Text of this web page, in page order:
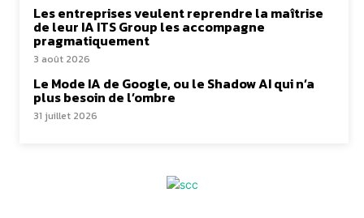
Les entreprises veulent reprendre la maîtrise
de leur IA ITS Group les accompagne
pragmatiquement
3 août 2026
Le Mode IA de Google, ou le Shadow AI qui n’a
plus besoin de l’ombre
31 juillet 2026